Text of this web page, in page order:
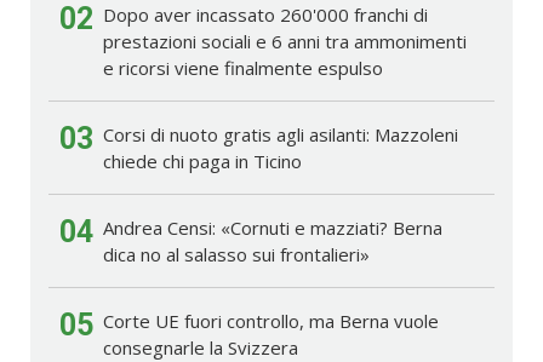
02 Dopo aver incassato 260'000 franchi di
prestazioni sociali e 6 anni tra ammonimenti
e ricorsi viene finalmente espulso
03 Corsi di nuoto gratis agli asilanti: Mazzoleni
chiede chi paga in Ticino
04 Andrea Censi: «Cornuti e mazziati? Berna
dica no al salasso sui frontalieri»
05 Corte UE fuori controllo, ma Berna vuole
consegnarle la Svizzera